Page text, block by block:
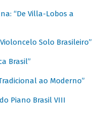
“De Villa-Lobos a
Solo Brasileiro”
Brasil”
ao Moderno”
Piano Brasil VIII